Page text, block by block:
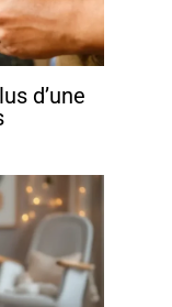
d’une